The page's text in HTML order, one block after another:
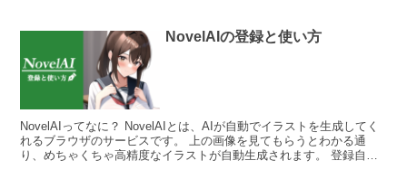
NovelAIの登録と使い方
NovelAIってなに？ NovelAIとは、AIが自動でイラストを生成してく
れるブラウザのサービスです。 上の画像を見てもらうとわかる通
り、めちゃくちゃ高精度なイラストが自動生成されます。 登録自体